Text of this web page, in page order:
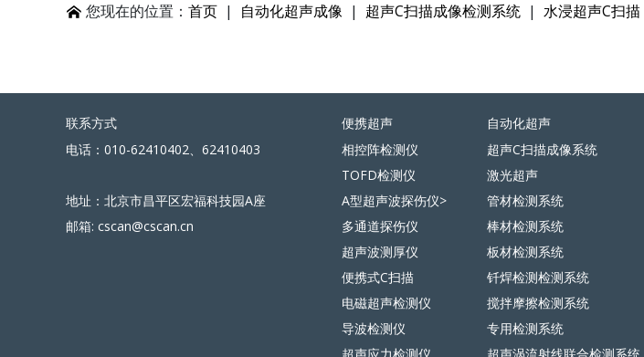
您现在的位置： 首页 | 自动化超声成像 | 超声C扫描成像检测系统 | 水浸超声C扫描
联系方式 便携超声 自动化超声
电话：010-62410402、62410403
地址：北京市昌平区宏福科技园A座
邮箱: cscan@cscan.cn
相控阵检测仪
TOFD检测仪
A型超声波探伤仪>
多通道探伤仪
超声波测厚仪
便携式C扫描
电磁超声检测仪
导波检测仪
超声C扫描成像系统
激光超声
管材检测系统
棒材检测系统
板材检测系统
钎焊检测检测系统
搅拌摩擦检测系统
专用检测系统